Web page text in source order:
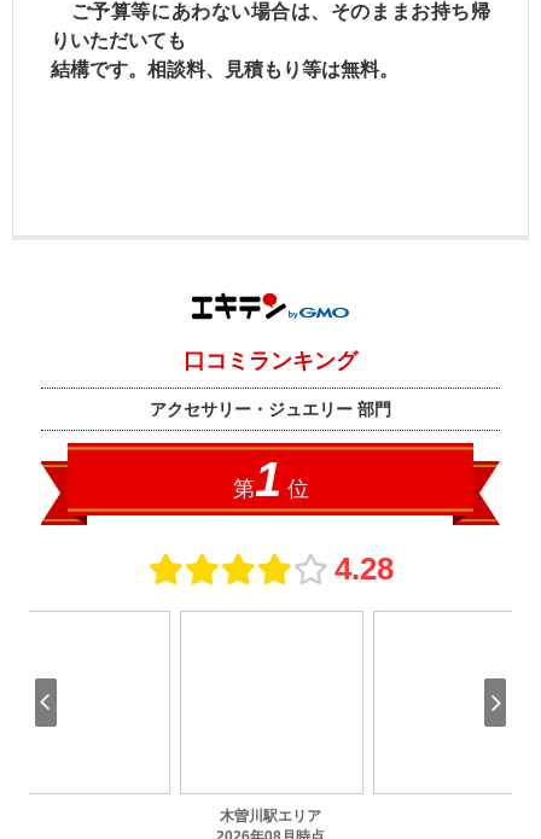
ご予算等にあわない場合は、そのままお持ち帰
りいただいても
結構です。相談料、見積もり等は無料。